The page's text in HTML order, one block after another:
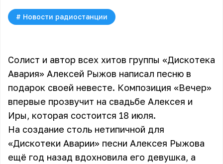
# Новости радиостанции
Солист и автор всех хитов группы «Дискотека
Авария» Алексей Рыжов написал песню в
подарок своей невесте. Композиция «Вечер»
впервые прозвучит на свадьбе Алексея и
Иры, которая состоится 18 июля.
На создание столь нетипичной для
«Дискотеки Аварии» песни Алексея Рыжова
ещё год назад вдохновила его девушка, а